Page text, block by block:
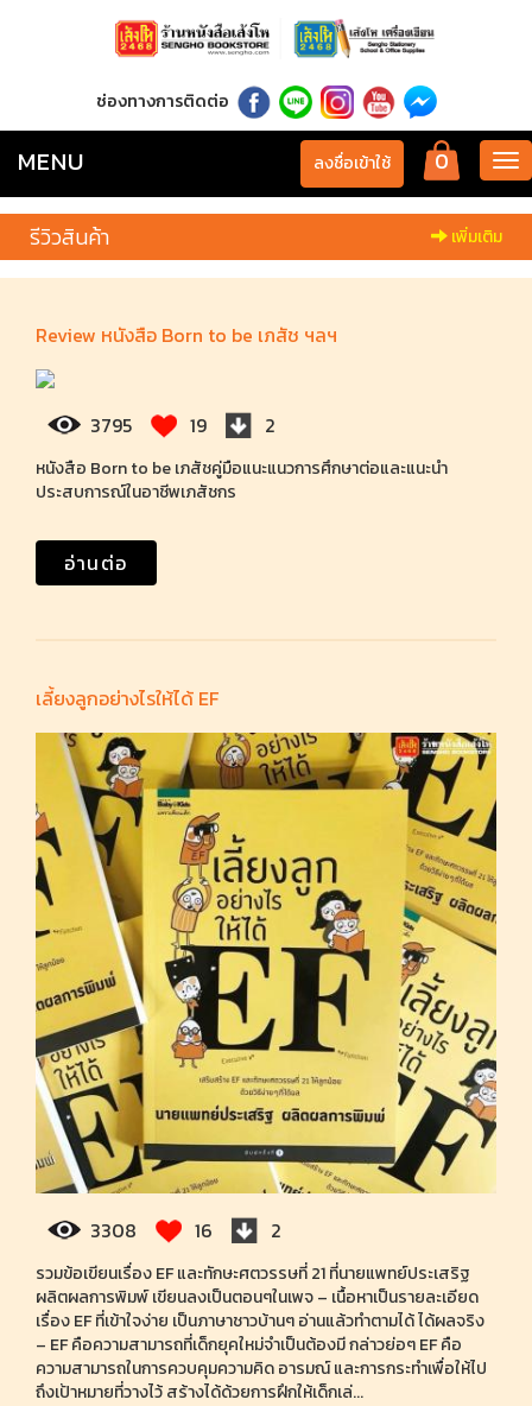
ช่องทางการติดต่อ
0
ลงชื่อเข้าใช้
MENU
รีวิวสินค้า เพิ่มเติม
Review หนังสือ Born to be เภสัช ฯลฯ
3795 19 2
หนังสือ Born to be เภสัชคู่มือแนะแนวการศึกษาต่อและแนะนำ
ประสบการณ์ในอาชีพเภสัชกร
อ่านต่อ
เลี้ยงลูกอย่างไรให้ได้ EF
3308 16 2
รวมข้อเขียนเรื่อง EF และทักษะศตวรรษที่ 21 ที่นายแพทย์ประเสริฐ
ผลิตผลการพิมพ์ เขียนลงเป็นตอนๆในเพจ – เนื้อหาเป็นรายละเอียด
เรื่อง EF ที่เข้าใจง่าย เป็นภาษาชาวบ้านๆ อ่านแล้วทำตามได้ ได้ผลจริง
– EF คือความสามารถที่เด็กยุคใหม่จำเป็นต้องมี กล่าวย่อๆ EF คือ
ความสามารถในการควบคุมความคิด อารมณ์ และการกระทำเพื่อให้ไป
ถึงเป้าหมายที่วางไว้ สร้างได้ด้วยการฝึกให้เด็กเล่...